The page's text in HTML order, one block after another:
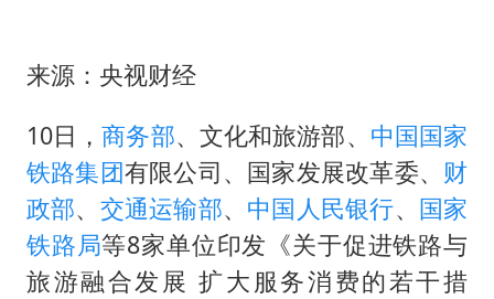
黄金牛市回来了吗
酒店花洒现排泄物住客索赔遭拒
杭州全市有序停课
乐享全民健身 共筑健康中国
来源：央视财经
10日，商务部、文化和旅游部、 中国国家
铁路集团有限公司、国家发展改革委、 财
政部、 交通运输部、 中国人民银行、 国家
铁路局等8家单位印发《关于促进铁路与
旅游融合发展 扩大服务消费的若干措